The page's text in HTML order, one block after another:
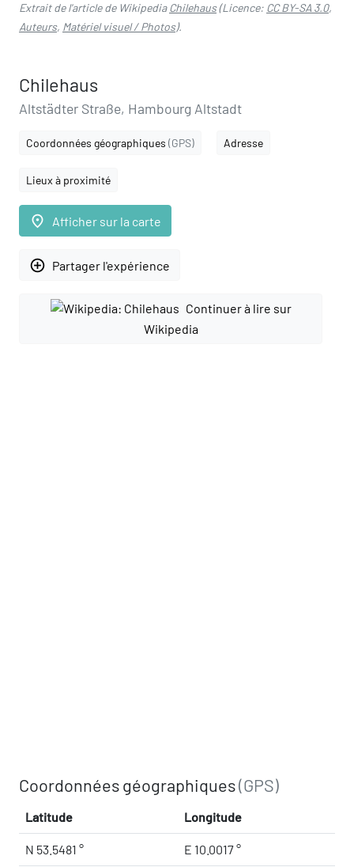
Extrait de l'article de WikipediaChilehaus(Licence: CC BY-SA 3.0,
Auteurs, Matériel visuel / Photos).
Chilehaus
Altstädter Straße, Hambourg Altstadt
Coordonnées géographiques (GPS) Adresse
Lieux à proximité
place Afficher sur la carte
add_circle_outline Partager l'expérience
Continuer à lire sur
Wikipedia
Coordonnées géographiques(GPS)
Latitude Longitude
N 53.5481 ° E 10.0017 °